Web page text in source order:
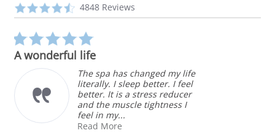
Reviews
carousel
4.3
star
4848 Reviews
rating
A wonderful life
The spa has changed my life
literally. I sleep better. I feel
better. It is a stress reducer
and the muscle tightness I
feel in my...
Read More